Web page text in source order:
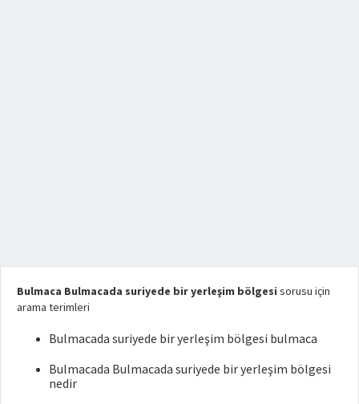
Bulmaca Bulmacada suriyede bir yerleşim bölgesi sorusu için
arama terimleri
Bulmacada suriyede bir yerleşim bölgesi bulmaca
Bulmacada Bulmacada suriyede bir yerleşim bölgesi
nedir